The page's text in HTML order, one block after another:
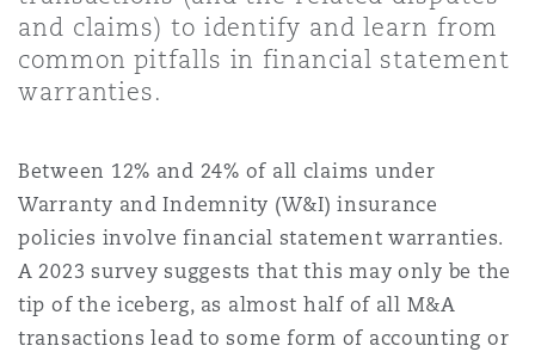
MRO (Maintenance, Repair &
Regulatory
Satellite & Space
Healthcare
Marine
Political Risk & Trade Credit
海
加坡
尼
阿密
特利尔
泽西
尔福德
堡
兹
and claims) to identify and learn from
common pitfalls in financial statement
warranties.
Between 12% and 24% of all claims under
Warranty and Indemnity (W&I) insurance
policies involve financial statement warranties.
A 2023 survey suggests that this may only be the
tip of the iceberg, as almost half of all M&A
transactions lead to some form of accounting or